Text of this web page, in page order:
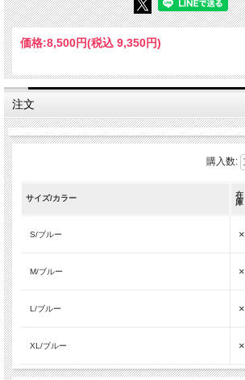
価格:8,500円(税込 9,350円)
注文
購入数:
サイズ/カラー
在
庫
S/ブルー ×
M/ブルー ×
L/ブルー ×
XL/ブルー ×